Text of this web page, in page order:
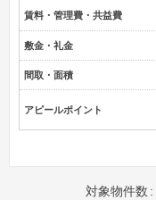
賃料・管理費・共益費
敷金・礼金
間取・面積
アピールポイント
対象物件数